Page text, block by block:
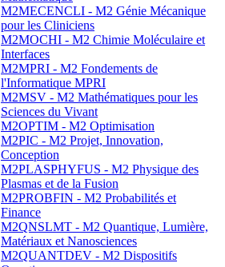
M2MECENCLI - M2 Génie Mécanique
pour les Cliniciens
M2MOCHI - M2 Chimie Moléculaire et
Interfaces
M2MPRI - M2 Fondements de
l'Informatique MPRI
M2MSV - M2 Mathématiques pour les
Sciences du Vivant
M2OPTIM - M2 Optimisation
M2PIC - M2 Projet, Innovation,
Conception
M2PLASPHYFUS - M2 Physique des
Plasmas et de la Fusion
M2PROBFIN - M2 Probabilités et
Finance
M2QNSLMT - M2 Quantique, Lumière,
Matériaux et Nanosciences
M2QUANTDEV - M2 Dispositifs